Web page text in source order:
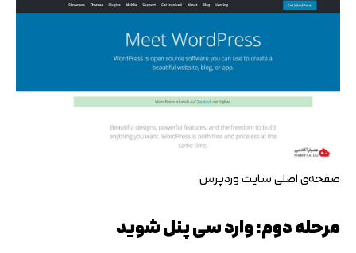
صفحه‌ی اصلی سایت وردپرس
مرحله دوم: وارد سی پنل شوید